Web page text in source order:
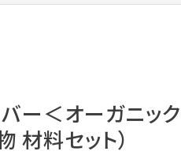
ー＜オーガニッ
材料セット）